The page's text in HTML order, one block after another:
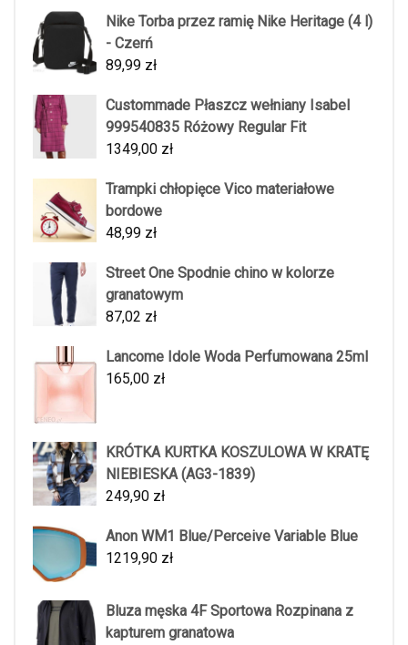
Nike Torba przez ramię Nike Heritage (4 l)
- Czerń
89,99 zł
Custommade Płaszcz wełniany Isabel
999540835 Różowy Regular Fit
1349,00 zł
Trampki chłopięce Vico materiałowe
bordowe
48,99 zł
Street One Spodnie chino w kolorze
granatowym
87,02 zł
Lancome Idole Woda Perfumowana 25ml
165,00 zł
KRÓTKA KURTKA KOSZULOWA W KRATĘ
NIEBIESKA (AG3-1839)
249,90 zł
Anon WM1 Blue/Perceive Variable Blue
1219,90 zł
Bluza męska 4F Sportowa Rozpinana z
kapturem granatowa